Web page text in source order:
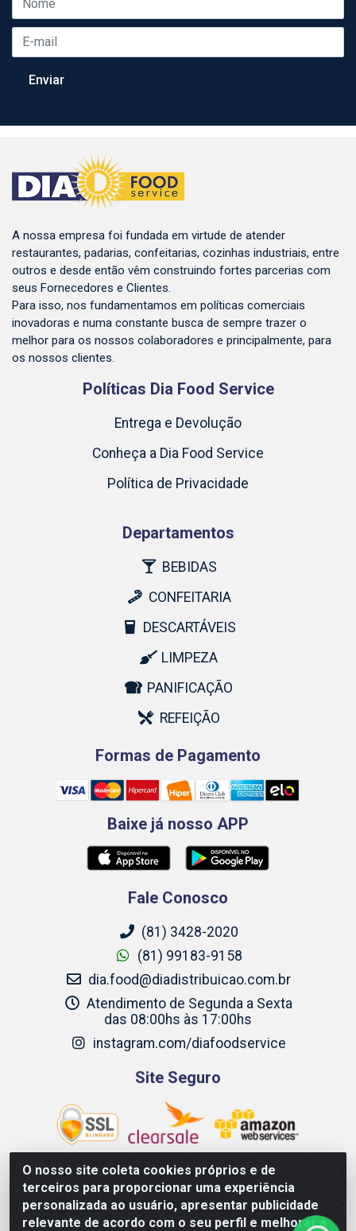
O nosso site coleta cookies próprios e de
terceiros para proporcionar uma experiência
personalizada ao usuário, apresentar publicidade
relevante de acordo com o seu perfil e melhorar a
A nossa empresa foi fundada em virtude de atender
restaurantes, padarias, confeitarias, cozinhas industriais, entre
outros e desde então vêm construindo fortes parcerias com
seus Fornecedores e Clientes.
Para isso, nos fundamentamos em políticas comerciais
inovadoras e numa constante busca de sempre trazer o
melhor para os nossos colaboradores e principalmente, para
os nossos clientes.
Políticas Dia Food Service
Entrega e Devolução
Conheça a Dia Food Service
Política de Privacidade
Departamentos
BEBIDAS
CONFEITARIA
DESCARTÁVEIS
LIMPEZA
PANIFICAÇÃO
REFEIÇÃO
Formas de Pagamento
Baixe já nosso APP
Fale Conosco
(81) 3428-2020
(81) 99183-9158
dia.food@diadistribuicao.com.br
Atendimento de Segunda a Sexta
das 08:00hs às 17:00hs
instagram.com/diafoodservice
Site Seguro
Dia Food Service - Rodovia BR 232 KM 22,5 - Moreno/PE - CEP
54800-000 - CNPJ 69.944.973/0001-85